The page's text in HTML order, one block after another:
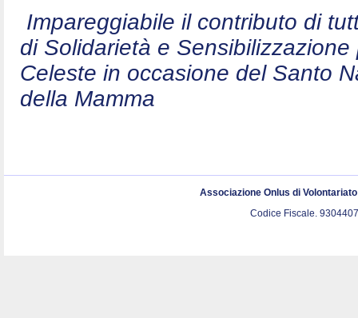
Impareggiabile il contributo di
di Solidarietà e
Celeste in occasione del Santo
della Mamma
Associazione Onlus di
Codice Fiscale.